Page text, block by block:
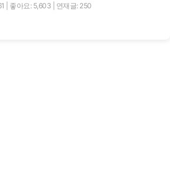
좋아요: 5,603 연재글: 250